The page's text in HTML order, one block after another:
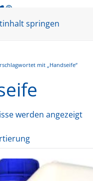
springen
mit „Handseife“
werden angezeigt